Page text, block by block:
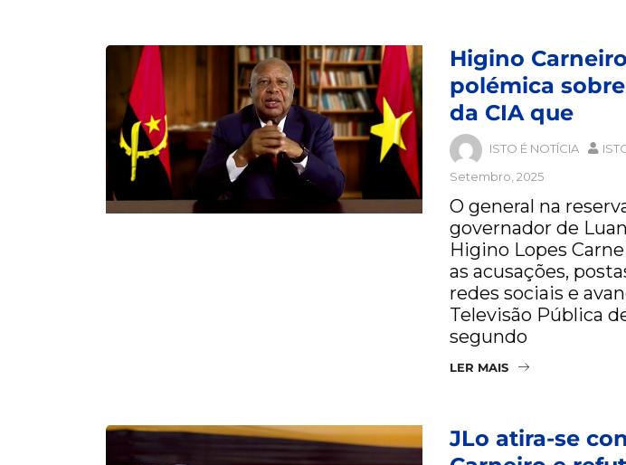
Higino
polémica
da CIA que
ISTO É NOTÍCIA
Setembro, 2025
O general na
governador de
Higino Lopes
as acusações,
redes sociais e
Televisão Pública
segundo
LER MAIS
JLo atira-se